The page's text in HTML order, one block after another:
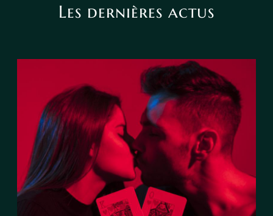
Les dernières actus
Le tarot peut-il annoncer une
rencontre amoureuse ?